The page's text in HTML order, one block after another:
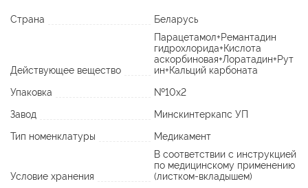
Страна Беларусь
Действующее вещество
Парацетамол+Ремантадин
гидрохлорида+Кислота
аскорбиновая+Лоратадин+Рут
ин+Кальций карбоната
Упаковка
№10х2
Завод
Минскинтеркапс УП
Тип номенклатуры
Медикамент
Условие хранения
В соответствии с инструкцией
по медицинскому применению
(листком-вкладышем)